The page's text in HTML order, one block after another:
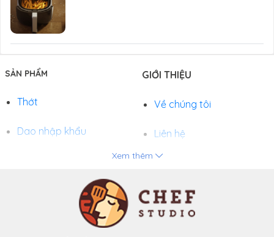
SẢN PHẨM
Thớt
Dao nhập khẩu
Khay và Bếp nướng
GIỚI THIỆU
Về chúng tôi
Liên hệ
Tuyển dụng
Xem thêm